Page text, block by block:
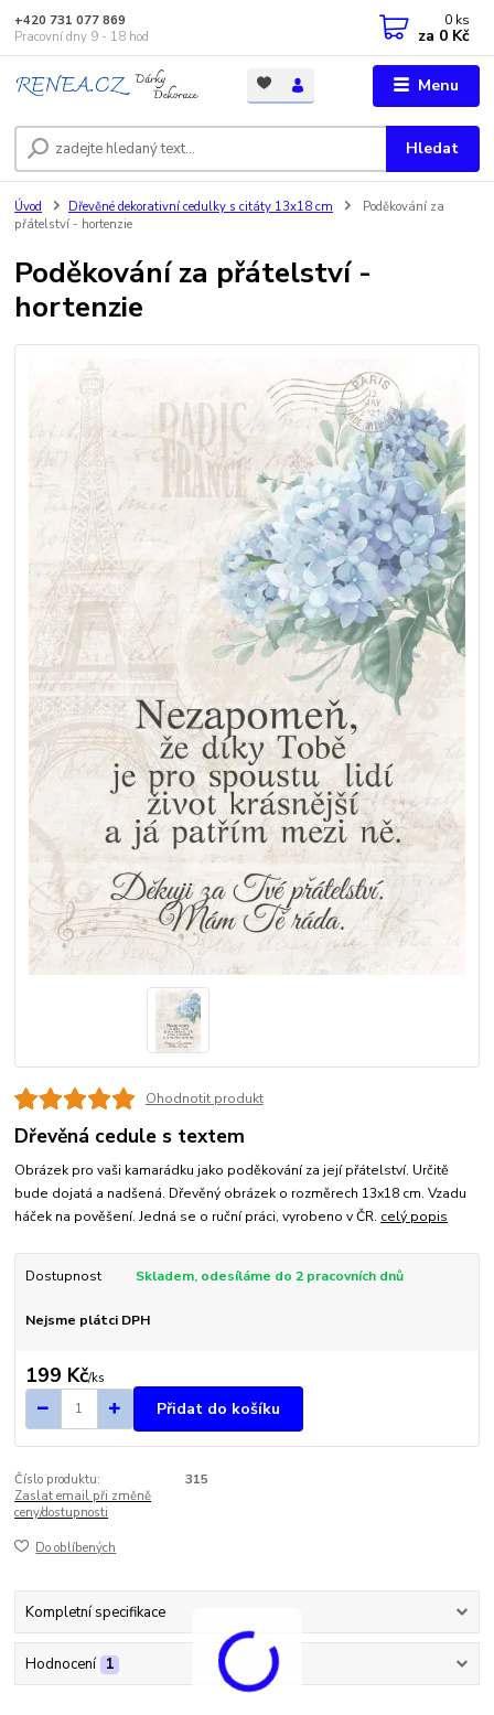
Menu
Hledat
+420 731 077 869
Pracovní dny 9 - 18 hod
0 ks
za 0 Kč
Úvod Dřevěné dekorativní cedulky s citáty 13x18 cm
Poděkování za
přátelství - hortenzie
Poděkování za přátelství -
hortenzie
Ohodnotit produkt
Dřevěná cedule s textem
Obrázek pro vaši kamarádku jako poděkování za její přátelství. Určitě
bude dojatá a nadšená. Dřevěný obrázek o rozměrech 13x18 cm. Vzadu
háček na pověšení. Jedná se o ruční práci, vyrobeno v ČR. celý popis
Dostupnost Skladem, odesíláme do 2 pracovních dnů
Nejsme plátci DPH
199 Kč/ks
Přidat do košíku
Číslo produktu:
315
Zaslat email při změně
ceny/dostupnosti
Do oblíbených
Kompletní specifikace
Hodnocení 1